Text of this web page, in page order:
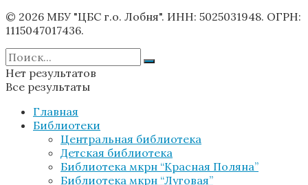
© 2026 МБУ "ЦБС г.о. Лобня". ИНН: 5025031948. ОГРН:
1115047017436.
Нет результатов
Все результаты
Главная
Библиотеки
Центральная библиотека
Детская библиотека
Библиотека мкрн “Красная Поляна”
Библиотека мкрн “Луговая”